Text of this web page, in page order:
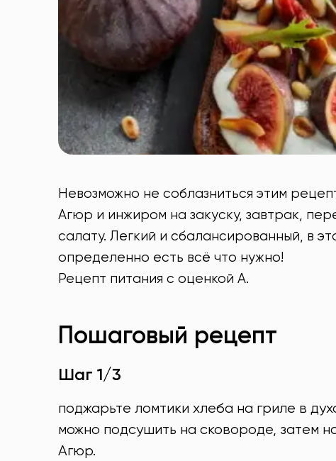
Невозможно не соблазниться этим
Агюр и инжиром на закуску, завтрак,
салату. Легкий и сбалансированный, в
определенно есть всё что нужно!
Рецепт питания с оценкой А.
Пошаговый рецепт
Шаг 1/3
поджарьте ломтики хлеба на гриле в
можно подсушить на сковороде, затем
Агюр.